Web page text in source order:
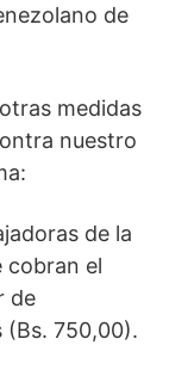
de
medidas
nuestro
de la
cobran el
de
(Bs. 750,00).